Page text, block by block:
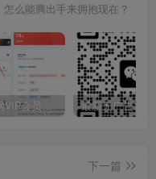
么能腾出手来拥抱现在？
开通知越网VIP会员，尊享全站资源免费下载，享70%的推广提成！！【限时五折优惠】
下一篇